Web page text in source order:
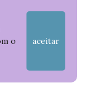
o
aceitar